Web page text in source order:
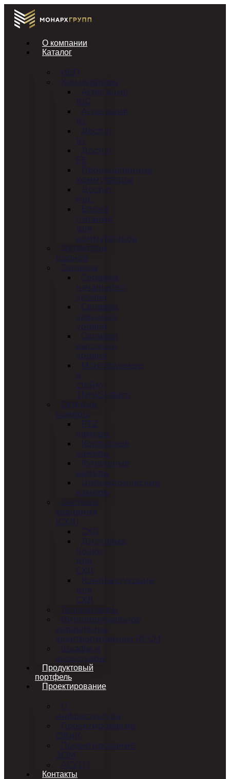
О компании
Каталог
ИБП
Коммутаторы
Агрегация
10G
Агрегация
1G
Доступ
1G
Доступ
FE
Промышленные
коммутаторы
Доступ
PoE
Блоки
питания
для
коммутаторов
Детекторы
дронов
Сервера
Сервера
начального
уровня
Сервера
среднего
уровня
Сервера
высокого
уровня
Монтируемые
в
стойку
ThinkSystem
Сетевые
камеры
PTZ
камеры
Корпусные
камеры
Купольные
камеры
Цилиндрические
камеры
Системы
хранения
(СХД)
СХД
Дисковые
полки
для
СХД
Комплектующие
для
СХД
Тепловизоры
Интеллектуальное
управление
электропитанием RPCM
Шкафы и
аксессуары
Продуктовый
портфель
Проектирование
IT-
инфрастуктура
Проектирование
ОВиК
Проектирование
ЭОМ
АСУТП
Контакты